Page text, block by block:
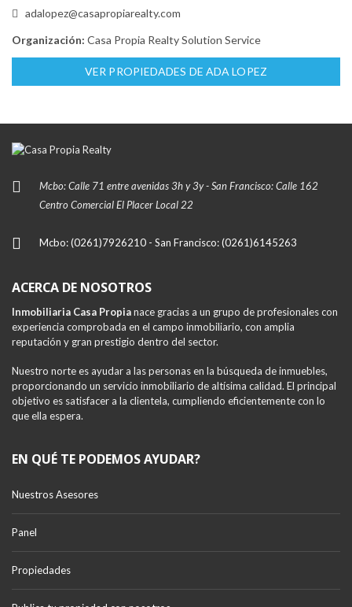
adalopez@casapropiarealty.com
Organización: Casa Propia Realty Solution Service
VER PROPIEDADES DE ADA LOPEZ
Mcbo: Calle 71 entre avenidas 3h y 3y - San Francisco: Calle 162
Centro Comercial El Placer Local 22
Mcbo: (0261)7926210 - San Francisco: (0261)6145263
ACERCA DE NOSOTROS
Inmobiliaria Casa Propianace gracias a un grupo de profesionales con
experiencia comprobada en el campo inmobiliario, con amplia
reputación y gran prestigio dentro del sector.
Nuestro norte es ayudar a las personas en la búsqueda de inmuebles,
proporcionando un servicio inmobiliario de altísima calidad. El principal
objetivo es satisfacer a la clientela, cumpliendo eficientemente con lo
que ella espera.
EN QUÉ TE PODEMOS AYUDAR?
Nuestros Asesores
Panel
Propiedades